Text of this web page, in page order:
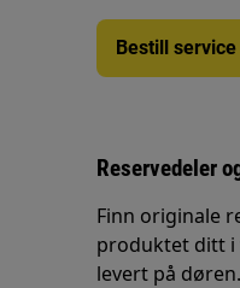
Bestill service
Reservedeler
Finn originale
produktet ditt i
levert på døren.